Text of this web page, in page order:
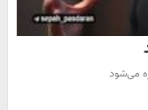
می‌شود